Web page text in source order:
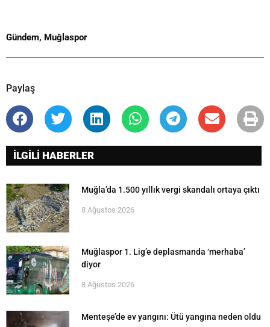
Gündem, Muğlaspor
Paylaş
İLGİLİ HABERLER
Muğla’da 1.500 yıllık vergi skandalı ortaya çıktı
8 Ağustos 2026
Muğlaspor 1. Lig’e deplasmanda ‘merhaba’
diyor
8 Ağustos 2026
Menteşe’de ev yangını: Ütü yangına neden oldu